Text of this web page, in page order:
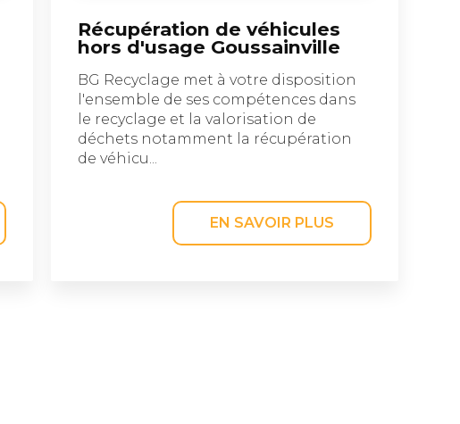
Récupération de véhicules
hors d'usage Goussainville
BG Recyclage met à votre disposition
l'ensemble de ses compétences dans
le recyclage et la valorisation de
déchets notamment la récupération
de véhicu...
EN SAVOIR PLUS